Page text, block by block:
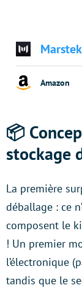
Marstek
Amazon
📦
stockage
La première
déballage : ce
composent le
! Un premier
l’électronique
tandis que le